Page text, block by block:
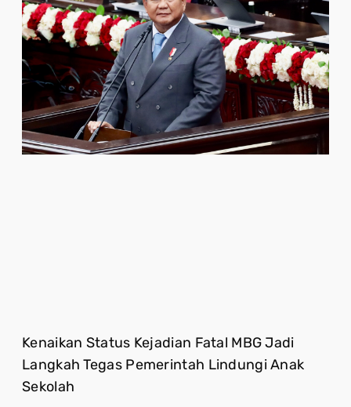
Kenaikan Status Kejadian Fatal MBG Jadi
Langkah Tegas Pemerintah Lindungi Anak
Sekolah